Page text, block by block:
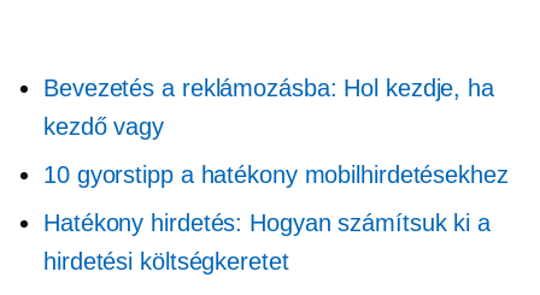
Bevezetés a reklámozásba: Hol kezdje, ha
kezdő vagy
10 gyorstipp a hatékony mobilhirdetésekhez
Hatékony hirdetés: Hogyan számítsuk ki a
hirdetési költségkeretet